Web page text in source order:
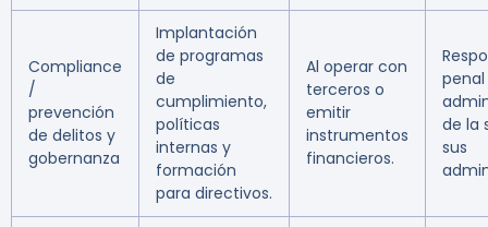
Compliance
/
prevención
de delitos y
gobernanza
Implantación
de programas
de
cumplimiento,
políticas
internas y
formación
para directivos.
Al operar con
terceros o
emitir
instrumentos
financieros.
de la
sus